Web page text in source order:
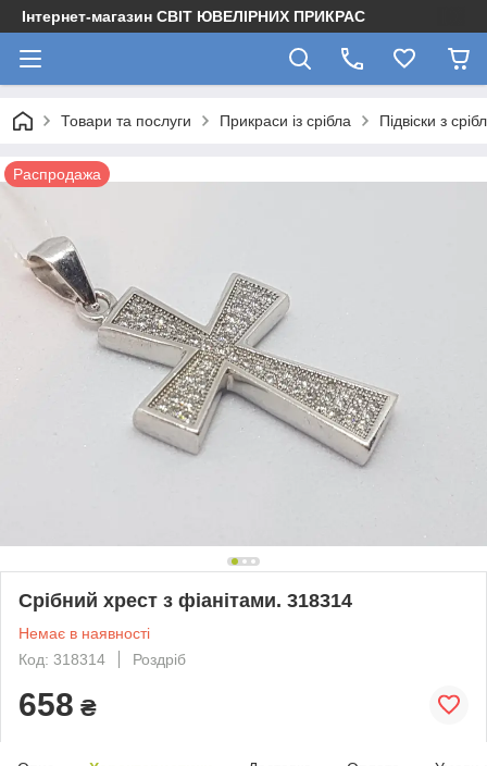
Інтернет-магазин СВІТ ЮВЕЛІРНИХ ПРИКРАС
Товари та послуги Прикраси із срібла Підвіски з
Распродажа
Срібний хрест з фіанітами. 318314
Немає в наявності
Код: 318314
Роздріб
658 ₴